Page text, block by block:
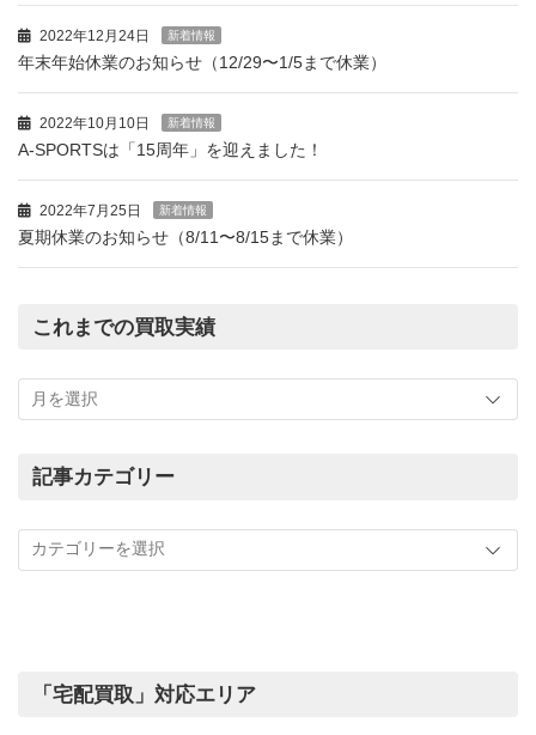
2022年12月24日 新着情報
年末年始休業のお知らせ（12/29〜1/5まで休業）
2022年10月10日 新着情報
A-SPORTSは「15周年」を迎えました！
2022年7月25日 新着情報
夏期休業のお知らせ（8/11〜8/15まで休業）
これまでの買取実績
ま
の
績
記事カテゴリー
カ
「宅配買取」対応エリア